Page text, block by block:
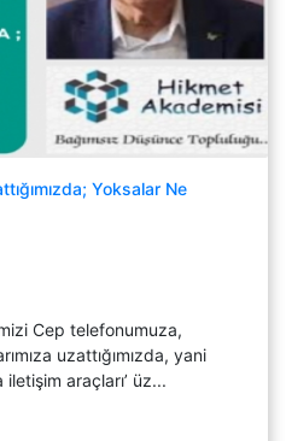
Yoksalar Ne
Cep telefonumuza,
uzattığımızda, yani
iletişim araçları’ üz...